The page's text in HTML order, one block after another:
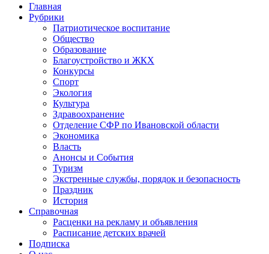
Промотать
содержимому
Главная
Рубрики
Патриотическое воспитание
Общество
Образование
Благоустройство и ЖКХ
Конкурсы
Спорт
Экология
Культура
Здравоохранение
Отделение СФР по Ивановской области
Экономика
Власть
Анонсы и События
Туризм
Экстренные службы, порядок и безопасность
Праздник
История
Справочная
Расценки на рекламу и объявления
Расписание детских врачей
Подписка